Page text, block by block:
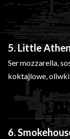
5. Little
Ser mozzarella,
koktajlowe, oliwki
6.